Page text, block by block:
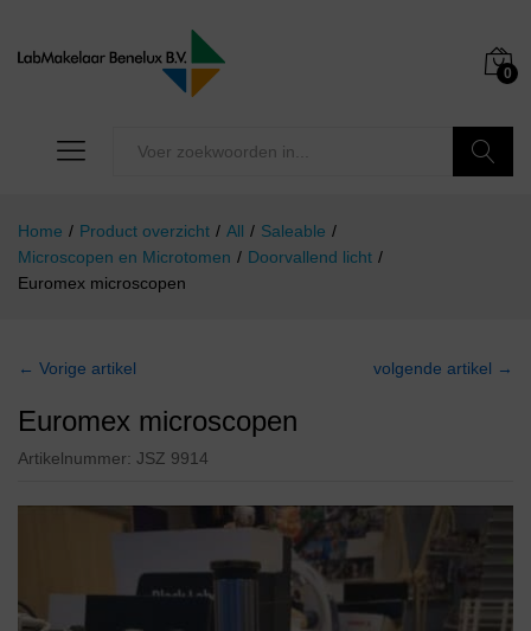
0
Home / Product overzicht / All / Saleable /
Microscopen en Microtomen / Doorvallend licht /
Euromex microscopen
← Vorige artikel volgende artikel →
Euromex microscopen
Artikelnummer: JSZ 9914